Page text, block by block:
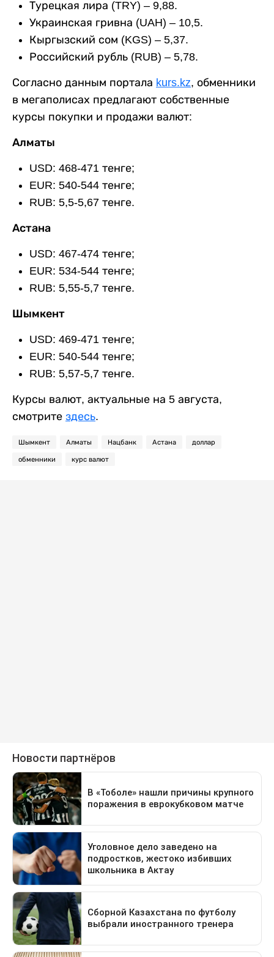
Турецкая лира (TRY) – 9,88.
Украинская гривна (UAH) – 10,5.
Кыргызский сом (KGS) – 5,37.
Российский рубль (RUB) – 5,78.
Согласно данным портала kurs.kz, обменники
в мегаполисах предлагают собственные
курсы покупки и продажи валют:
Алматы
USD: 468-471 тенге;
EUR: 540-544 тенге;
RUB: 5,5-5,67 тенге.
Астана
USD: 467-474 тенге;
EUR: 534-544 тенге;
RUB: 5,55-5,7 тенге.
Шымкент
USD: 469-471 тенге;
EUR: 540-544 тенге;
RUB: 5,57-5,7 тенге.
Курсы валют, актуальные на 5 августа,
смотрите здесь.
Шымкент Алматы Нацбанк Астана доллар
обменники курс валют